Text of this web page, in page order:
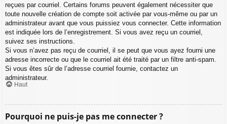
reçues par courriel. Certains forums peuvent également nécessiter que
toute nouvelle création de compte soit activée par vous-même ou par un
administrateur avant que vous puissiez vous connecter. Cette information
est indiquée lors de l’enregistrement. Si vous avez reçu un courriel,
suivez ses instructions.
Si vous n’avez pas reçu de courriel, il se peut que vous ayez fourni une
adresse incorrecte ou que le courriel ait été traité par un filtre anti-spam.
Si vous êtes sûr de l’adresse courriel fournie, contactez un
administrateur.
Haut
Pourquoi ne puis-je pas me connecter ?